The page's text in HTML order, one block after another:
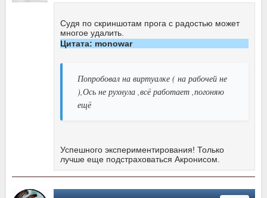
Судя по скриншотам прога с радостью может
многое удалить.
Цитата: monowar
Попробовал на виртуалке ( на рабочей не
),Ось не рухнула ,всё работает ,погоняю
ещё
Успешного экспериментирования! Только
лучше еще подстраховаться Акронисом.